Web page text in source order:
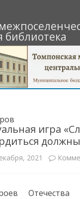
библиотека
игра
2021
Отечества